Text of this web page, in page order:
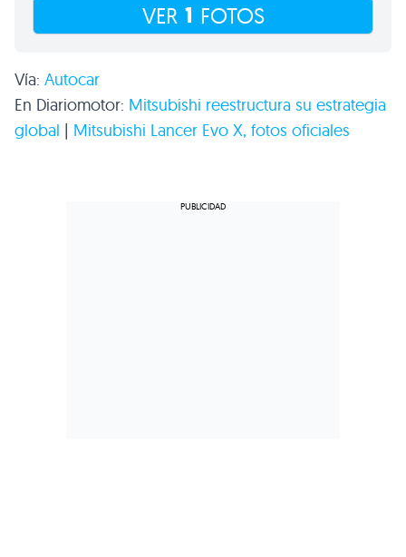
VER 1 FOTOS
Vía: Autocar
En Diariomotor: Mitsubishi reestructura su estrategia
global | Mitsubishi Lancer Evo X, fotos oficiales